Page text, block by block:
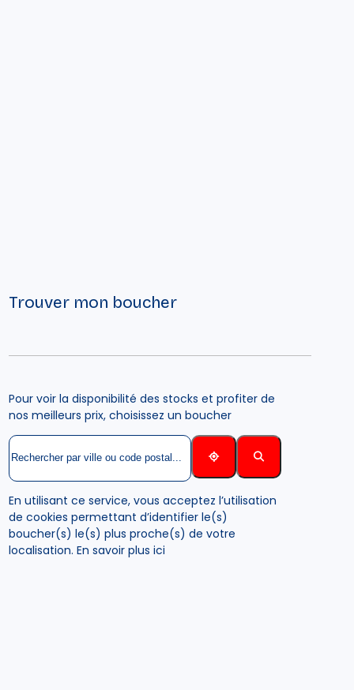
Trouver mon boucher
Pour voir la disponibilité des stocks et profiter de
nos meilleurs prix, choisissez un boucher
En utilisant ce service, vous acceptez l’utilisation
de cookies permettant d’identifier le(s)
boucher(s) le(s) plus proche(s) de votre
localisation.En savoir plus ici